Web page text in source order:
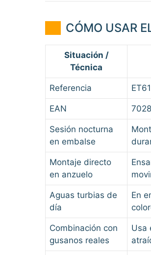
CÓMO USAR
Referencia
EAN
Situación /
Técnica
Sesión nocturna
en embalse
Montaje directo
en anzuelo
Aguas turbias de
día
En
Combinación con
gusanos reales
Usa